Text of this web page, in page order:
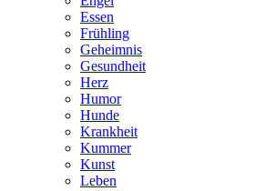
Essen
Frühling
Geheimnis
Gesundheit
Herz
Humor
Hunde
Krankheit
Kummer
Kunst
Leben